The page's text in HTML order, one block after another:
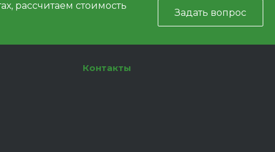
рассчитаем стоимость
Задать вопрос
Контакты